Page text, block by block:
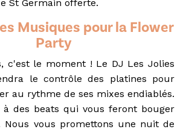
St Germain offerte.
Musiques pour la Flower
Party
c'est le moment ! Le DJ Les Jolies
le contrôle des platines pour
au rythme de ses mixes endiablés.
à des beats qui vous feront bouger
vous promettons une nuit de